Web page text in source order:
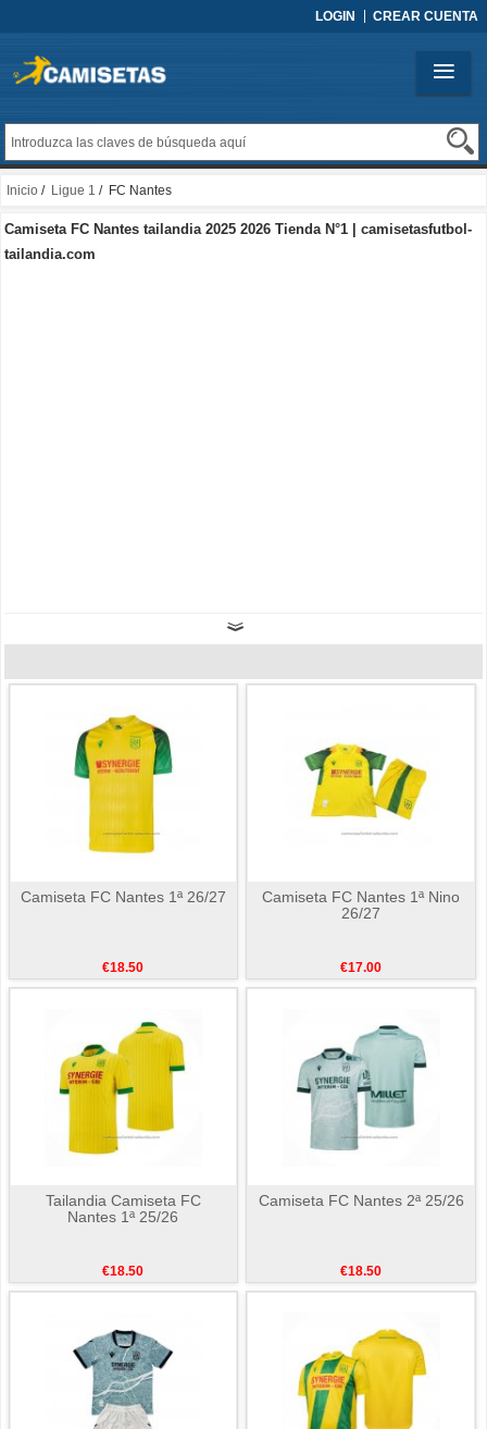
LOGIN CREAR CUENTA
Inicio / Ligue 1 / FC Nantes
Camiseta FC Nantes tailandia 2025 2026 Tienda N°1 | camisetasfutbol-
tailandia.com
Camiseta FC Nantes 1ª 26/27
€18.50
Camiseta FC Nantes 1ª Nino
26/27
€17.00
Tailandia Camiseta FC
Nantes 1ª 25/26
€18.50
Camiseta FC Nantes 2ª 25/26
€18.50